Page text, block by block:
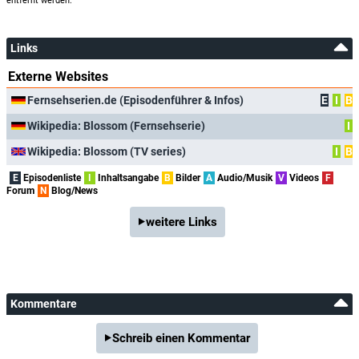
Links
Externe Websites
Fernsehserien.de (Episodenführer & Infos) E I
B
Wikipedia: Blossom (Fernsehserie)
I
Wikipedia: Blossom (TV series)
I B
E Episodenliste I Inhaltsangabe B Bilder A Audio/Musik V Videos F
Forum N Blog/News
weitere Links
Kommentare
Schreib einen Kommentar